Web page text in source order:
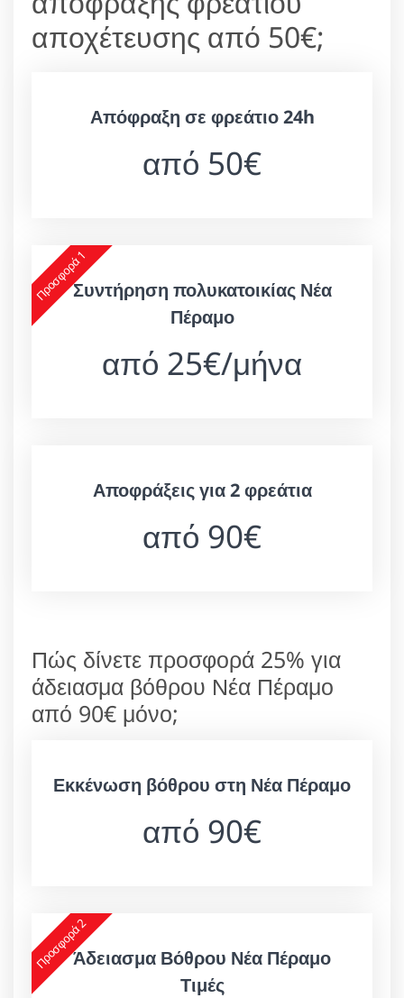
αποχέτευσης από 50€;
Απόφραξη σε φρεάτιο 24h
από 50€
Προσφορά 1Συντήρηση πολυκατοικίας Νέα
Πέραμο
από 25€/μήνα
Αποφράξεις για 2 φρεάτια
από 90€
Πώς δίνετε προσφορά 25% για
άδειασμα βόθρου Νέα Πέραμο
από 90€ μόνο;
Εκκένωση βόθρου στη Νέα Πέραμο
από 90€
Προσφορά 2Άδειασμα Βόθρου Νέα Πέραμο
Τιμές